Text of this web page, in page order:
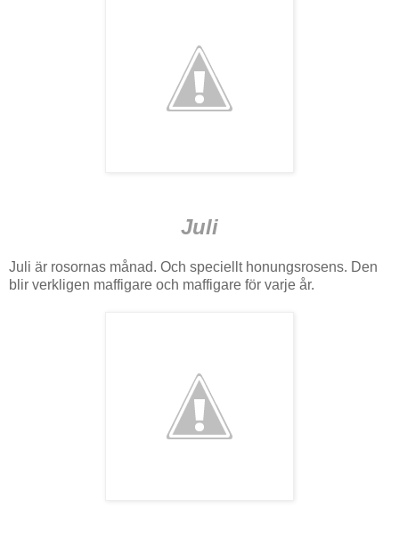
Juli
Juli är rosornas månad. Och speciellt honungsrosens. Den
blir verkligen maffigare och maffigare för varje år.